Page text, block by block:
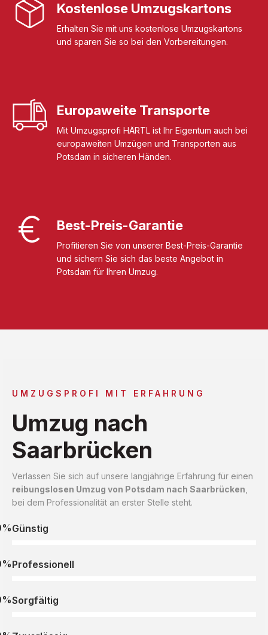
Kostenlose Umzugskartons
Erhalten Sie mit uns kostenlose Umzugskartons
und sparen Sie so bei den Vorbereitungen.
Europaweite Transporte
Mit Umzugsprofi HÄRTL ist Ihr Eigentum auch bei
europaweiten Umzügen und Transporten aus
Potsdam in sicheren Händen.
Best-Preis-Garantie
Profitieren Sie von unserer Best-Preis-Garantie
und sichern Sie sich das beste Angebot in
Potsdam für Ihren Umzug.
UMZUGSPROFI MIT ERFAHRUNG
Umzug nach
Saarbrücken
Verlassen Sie sich auf unsere langjährige Erfahrung für einen
reibungslosen Umzug von Potsdam nach Saarbrücken
bei dem Professionalität an erster Stelle steht.
Günstig
Professionell
Sorgfältig